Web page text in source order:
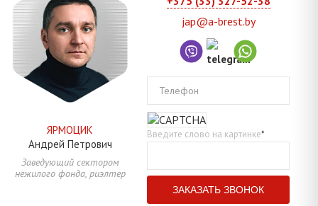
ЯРМОЦИК
Андрей Петрович
Заведующий сектором
нежилого фонда, риэлтер
jap@a-brest.by
Телефон
Введите слово на картинке*